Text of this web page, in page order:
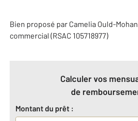
Bien proposé par Camelia Ould-
commercial (RSAC 105718977)
Calculer vos
de
Montant du prêt :